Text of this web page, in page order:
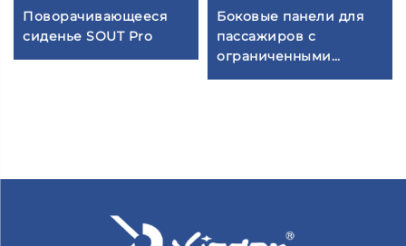
Поворачивающееся
сиденье SOUT Pro
Боковые панели для
пассажиров с
ограниченными
возможностями